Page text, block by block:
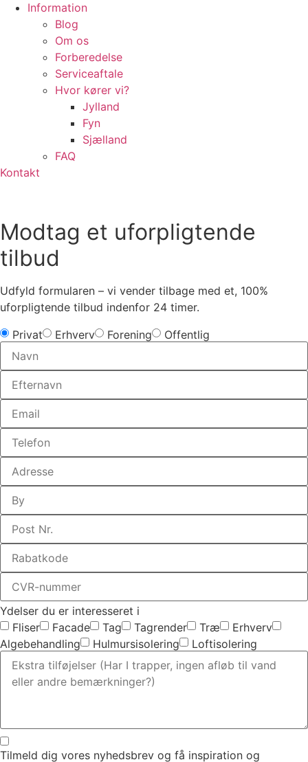
Information
Blog
Om os
Forberedelse
Serviceaftale
Hvor kører vi?
Jylland
Fyn
Sjælland
FAQ
Kontakt
Modtag et uforpligtende
tilbud
Udfyld formularen – vi vender tilbage med et, 100%
uforpligtende tilbud indenfor 24 timer.
Privat Erhverv Forening Offentlig
Ydelser du er interesseret i
Fliser
Facade Tag Tagrender Træ
Erhverv
Algebehandling
Hulmursisolering Loftisolering
Tilmeld dig vores nyhedsbrev og få inspiration og